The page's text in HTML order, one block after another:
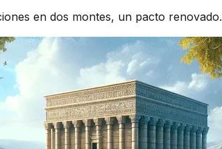
en dos montes, un pacto renovado.